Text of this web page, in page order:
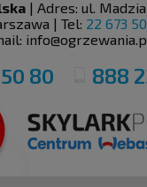
| Adres: ul.
| Tel: 22 673
80 888